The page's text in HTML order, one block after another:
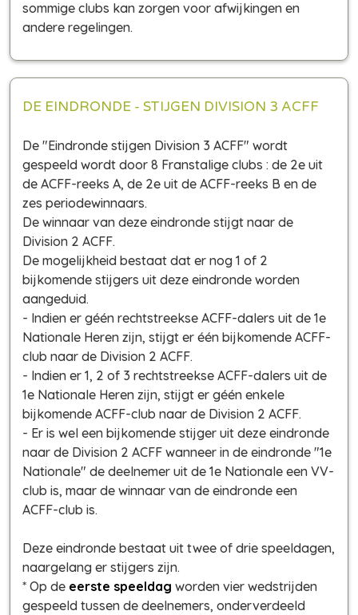
sommige clubs kan zorgen voor afwijkingen en
andere regelingen.
DE EINDRONDE - STIJGEN DIVISION 3 ACFF
De "Eindronde stijgen Division 3 ACFF" wordt
gespeeld wordt door 8 Franstalige clubs : de 2e uit
de ACFF-reeks A, de 2e uit de ACFF-reeks B en de
zes periodewinnaars.
De winnaar van deze eindronde stijgt naar de
Division 2 ACFF.
De mogelijkheid bestaat dat er nog 1 of 2
bijkomende stijgers uit deze eindronde worden
aangeduid.
- Indien er géén rechtstreekse ACFF-dalers uit de 1e
Nationale Heren zijn, stijgt er één bijkomende ACFF-
club naar de Division 2 ACFF.
- Indien er 1, 2 of 3 rechtstreekse ACFF-dalers uit de
1e Nationale Heren zijn, stijgt er géén enkele
bijkomende ACFF-club naar de Division 2 ACFF.
- Er is wel een bijkomende stijger uit deze eindronde
naar de Division 2 ACFF wanneer in de eindronde "1e
Nationale" de deelnemer uit de 1e Nationale een VV-
club is, maar de winnaar van de eindronde een
ACFF-club is.
Deze eindronde bestaat uit twee of drie speeldagen,
naargelang er stijgers zijn.
* Op de eerste speeldag worden vier wedstrijden
gespeeld tussen de deelnemers, onderverdeeld